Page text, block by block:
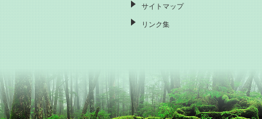
サイトマップ
リンク集